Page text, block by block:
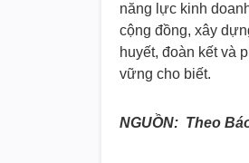
năng lực kinh
cộng đồng, xây
huyết, đoàn kết và
vững cho biết.
NGUỒN: Theo